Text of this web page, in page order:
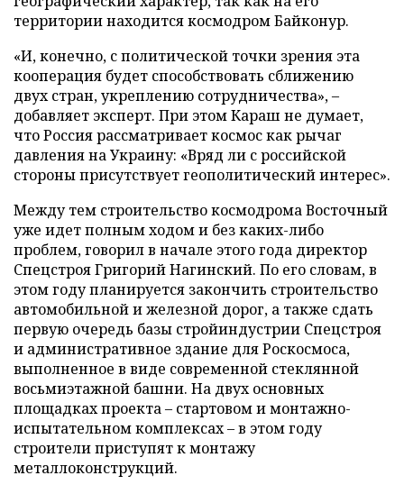
территории находится космодром Байконур.
«И, конечно, с политической точки зрения эта
кооперация будет способствовать сближению
двух стран, укреплению сотрудничества», –
добавляет эксперт. При этом Караш не думает,
что Россия рассматривает космос как рычаг
давления на Украину: «Вряд ли с российской
стороны присутствует геополитический интерес».
Между тем строительство космодрома Восточный
уже идет полным ходом и без каких-либо
проблем, говорил в начале этого года директор
Спецстроя Григорий Нагинский. По его словам, в
этом году планируется закончить строительство
автомобильной и железной дорог, а также сдать
первую очередь базы стройиндустрии Спецстроя
и административное здание для Роскосмоса,
выполненное в виде современной стеклянной
восьмиэтажной башни. На двух основных
площадках проекта – стартовом и монтажно-
испытательном комплексах – в этом году
строители приступят к монтажу
металлоконструкций.